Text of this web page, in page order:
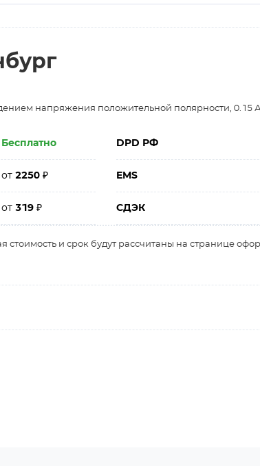
напряжения положительной полярности, 0.15
Бесплатно DPD РФ
от2250₽ EMS
от319₽ СДЭК
и срок будут рассчитаны на странице